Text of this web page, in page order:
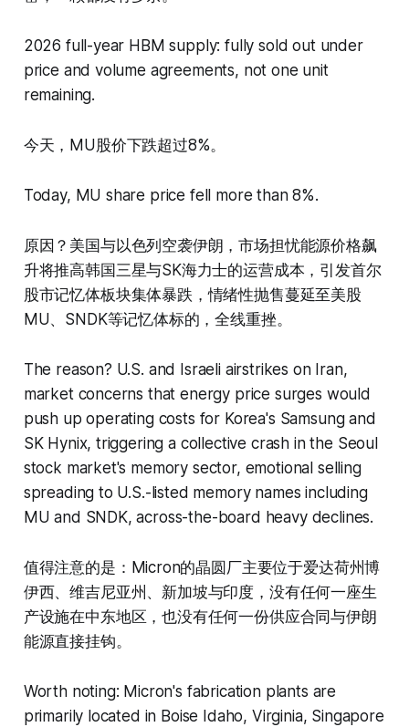
2026 full-year HBM supply: fully sold out under
price and volume agreements, not one unit
remaining.
今天，MU股价下跌超过8%。
Today, MU share price fell more than 8%.
原因？美国与以色列空袭伊朗，市场担忧能源价格飙
升将推高韩国三星与SK海力士的运营成本，引发首尔
股市记忆体板块集体暴跌，情绪性抛售蔓延至美股
MU、SNDK等记忆体标的，全线重挫。
The reason? U.S. and Israeli airstrikes on Iran,
market concerns that energy price surges would
push up operating costs for Korea's Samsung and
SK Hynix, triggering a collective crash in the Seoul
stock market's memory sector, emotional selling
spreading to U.S.-listed memory names including
MU and SNDK, across-the-board heavy declines.
值得注意的是：Micron的晶圆厂主要位于爱达荷州博
伊西、维吉尼亚州、新加坡与印度，没有任何一座生
产设施在中东地区，也没有任何一份供应合同与伊朗
能源直接挂钩。
Worth noting: Micron's fabrication plants are
primarily located in Boise Idaho, Virginia, Singapore